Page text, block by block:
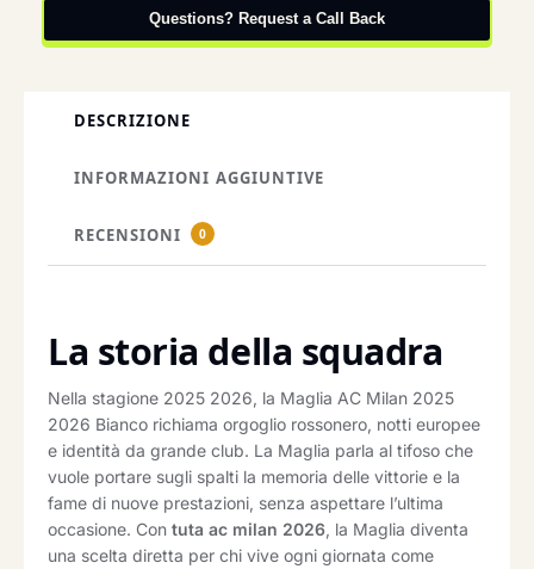
Questions? Request a Call Back
DESCRIZIONE
INFORMAZIONI AGGIUNTIVE
RECENSIONI 0
La storia della squadra
Nella stagione 2025 2026, la Maglia AC Milan 2025
2026 Bianco richiama orgoglio rossonero, notti europee
e identità da grande club. La Maglia parla al tifoso che
vuole portare sugli spalti la memoria delle vittorie e la
fame di nuove prestazioni, senza aspettare l’ultima
occasione. Con tuta ac milan 2026, la Maglia diventa
una scelta diretta per chi vive ogni giornata come